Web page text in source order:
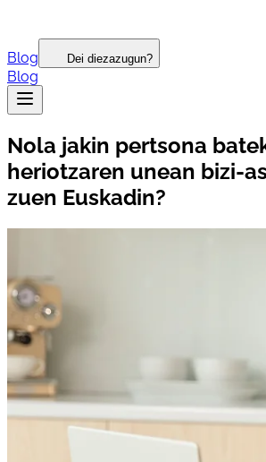
Blog Dei diezazugun?
Blog
Nola jakin pertsona
heriotzaren unean bizi-
zuen Euskadin?